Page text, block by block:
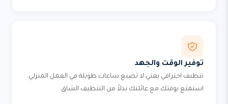
توفير الوقت والجهد
تنظيف احترافي يعني لا تضيع ساعات طويلة في العمل المنزلي.
استمتع بوقتك مع عائلتك بدلاً من التنظيف الشاق.